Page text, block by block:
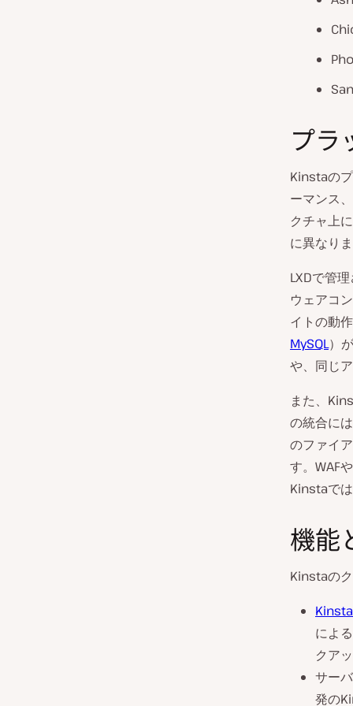
プラ
Kinstaの
ーマンス
クチャ上
に異なり
LXDで管
ウェアコ
イトの動
MySQL）
や、同じ
また、
の統合に
のファイ
す。WAF
Kinstaでは
機能
Kinstaの
による
クア
サー
発の